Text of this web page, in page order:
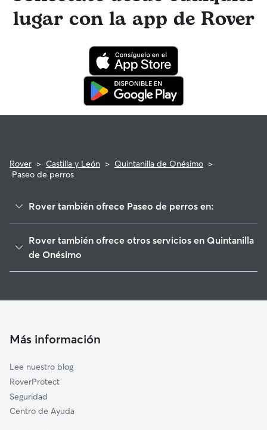
paseador de perros tienen acceso a asesoramiento de
profesionales veterinarios cualificados. En el improbable
caso de que surjan problemas durante una reserva, ten la
programa de reembolso de la Garantía Rover para asistencia
veterinaria que cumpla con los requisitos.
lugar con la app de Rover
Rover > Castilla y León > Quintanilla de Onésimo >
Paseo de perros
Rover también ofrece Paseo de perros en:
Santibáñez de Valcorba
Olmos de Esgueva
Villarmentero de Esgueva
Castronuevo de Esgueva
Viloria
Rover también ofrece otros servicios en Quintanilla
de Onésimo
Más información
Lee nuestro blog
RoverProtect
Seguridad
Centro de Ayuda